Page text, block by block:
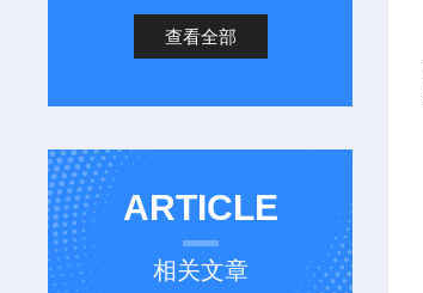
查看全部
ARTICLE
相关文章